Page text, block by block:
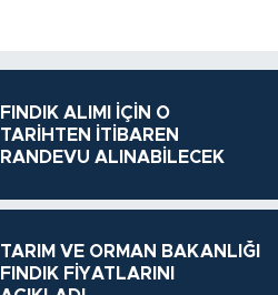
FINDIK ALIMI İÇİN O
TARİHTEN İTİBAREN
RANDEVU ALINABİLECEK
TARIM VE ORMAN BAKANLIĞI
FINDIK FİYATLARINI